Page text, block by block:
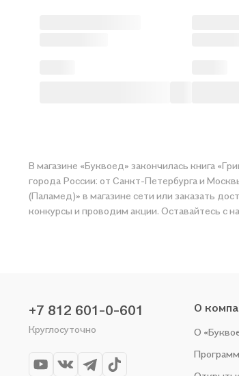
В магазине «Буквоед» закончилась книга
города России: от Санкт-Петербурга и
(Паламед)» в магазине сети или заказать
конкурсы и проводим акции. Оставайтесь с
+7 812 601-0-601
Круглосуточно
О
О